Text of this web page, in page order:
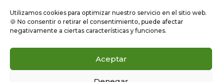
Utilizamos cookies para optimizar nuestro servicio en el sitio web.
🍪 No consentir o retirar el consentimiento, puede afectar
negativamente a ciertas características y funciones.
Aceptar